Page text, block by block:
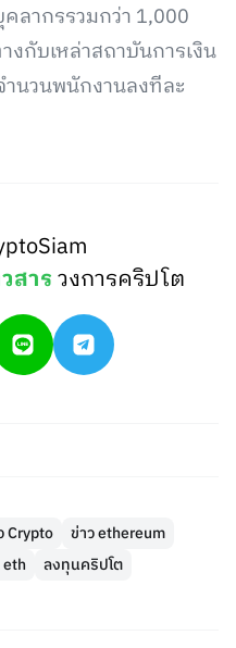
ลากรรวมกว่า 1,000
งกับเหล่าสถาบันการเงิน
นวนพนักงานลงทีละ
สารวงการคริปโต
Crypto
ข่าว ethereum
ลงทุนคริปโต